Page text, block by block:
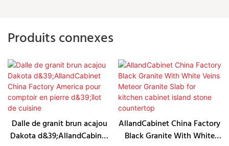
Produits connexes
Dalle de granit brun acajou
Dakota d&39;AllandCabinet
AllandCabinet China Factory
Black Granite With White